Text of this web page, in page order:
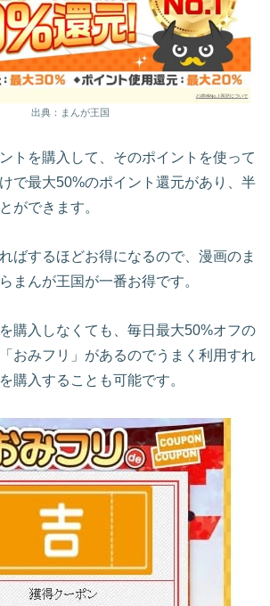
出典：まんが王国
トを購入して、そのポイントを使って
で最大50%のポイント還元があり、半
ができます。
ばするほどお得になるので、漫画のま
まんが王国が一番お得です。
購入しなくても、毎日最大50%オフの
おみフリ」があるのでうまく利用すれ
購入することも可能です。